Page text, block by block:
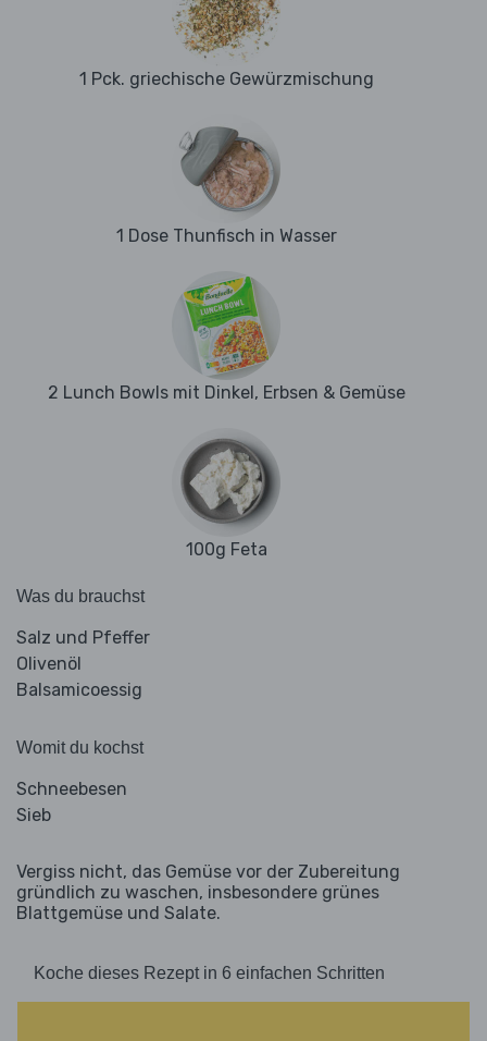
1 Pck. griechische Gewürzmischung
1 Dose Thunfisch in Wasser
2 Lunch Bowls mit Dinkel, Erbsen & Gemüse
100g Feta
Was du brauchst
Salz und Pfeffer
Olivenöl
Balsamicoessig
Womit du kochst
Schneebesen
Sieb
Vergiss nicht, das Gemüse vor der Zubereitung
gründlich zu waschen, insbesondere grünes
Blattgemüse und Salate.
Koche dieses Rezept in 6 einfachen Schritten